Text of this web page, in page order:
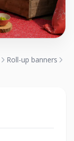
Roll-up banners